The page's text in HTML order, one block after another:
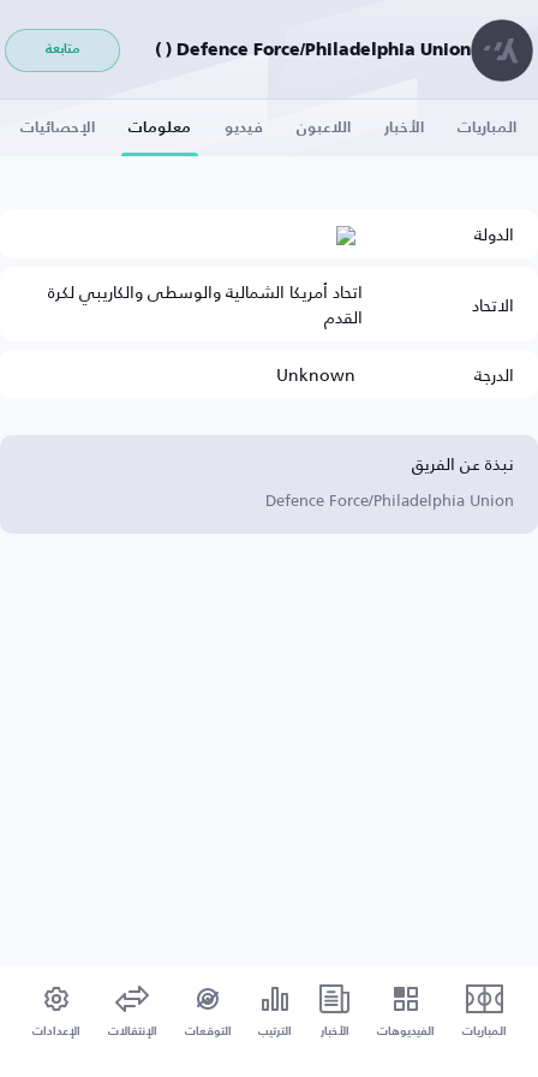
Defence Force/Philadelphia Union ( ) متابعة
المباريات الأخبار اللاعبون فيديو معلومات الإحصائيات
الدولة
الاتحاد اتحاد أمريكا الشمالية والوسطى والكاريبي لكرة
القدم
الدرجة
Unknown
نبذة عن الفريق
Defence Force/Philadelphia Union
المباريات الفيديوهات الأخبار الترتيب التوقعات الإنتقالات الإعدادات